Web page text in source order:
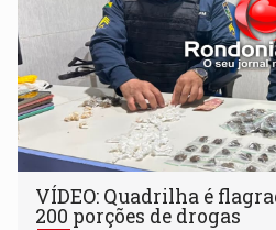
VÍDEO: Quadrilha é
200 porções de drogas